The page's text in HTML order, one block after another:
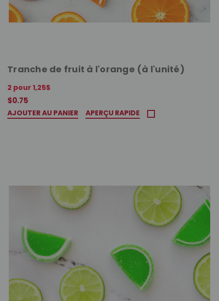
Tranche de fruit à l'orange (à l'unité)
2 pour 1,25$
$0.75
AJOUTER AU PANIER APERÇU RAPIDE